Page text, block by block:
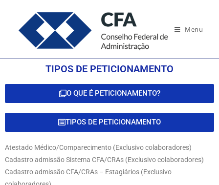
Menu
TIPOS DE PETICIONAMENTO
O QUE É PETICIONAMENTO?
TIPOS DE PETICIONAMENTO
Atestado Médico/Comparecimento (Exclusivo colaboradores)
Cadastro admissão Sistema CFA/CRAs (Exclusivo colaboradores)
Cadastro admissão CFA/CRAs – Estagiários (Exclusivo